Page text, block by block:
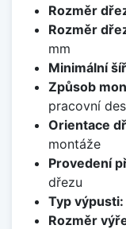
Rozměr
Rozměr
mm
Minimální
Způsob
pracovní
Orientace
montáže
Provedení
dřezu
Typ výpusti:
Rozměr